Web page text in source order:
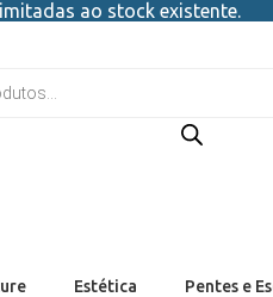
ao stock existente.
Estética Pentes e